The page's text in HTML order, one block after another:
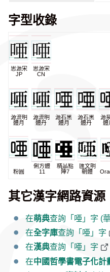
字型收錄
思源宋
JP
思源宋
CN
源流明
體月
源流明
體丹
源石黑
體月
源石黑
體丹
源
體
粉圓
俐方體
11
精品點
陣7
匯文明
朝體
其它漢字網路資源
在萌典查詢「唖」字 (
在全字庫查詢「唖」字
在漢典查詢「唖」字
在中國哲學書電子化計